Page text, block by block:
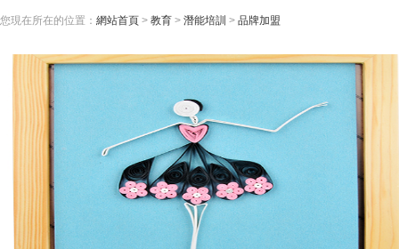
您現在所在的位置： 網站首頁 > 教育 > 潛能培訓 > 品牌加盟